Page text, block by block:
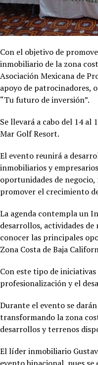
Con el objetivo de
inmobiliario de la zona
Asociación Mexicana de
apoyo de patrocinadores,
“Tu futuro de inversión”.
Se llevará a cabo del 14 al
Mar Golf Resort.
El evento reunirá a
inmobiliarios y
oportunidades de
promover el crecimiento
La agenda contempla un
desarrollos, actividades
conocer las principales
Zona Costa de Baja
Con este tipo de
profesionalización y el
Durante el evento se
transformando la zona
desarrollos y terrenos
El líder inmobiliario